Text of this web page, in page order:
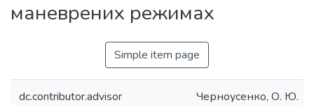
маневрених режимах
Simple item page
dc.contributor.advisor Черноусенко, О. Ю.